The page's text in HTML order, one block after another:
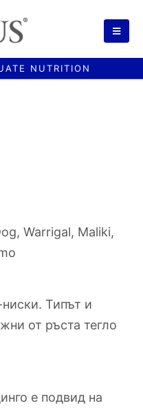
Warrigal, Maliki,
Типът и
от ръста тегло
е подвид на